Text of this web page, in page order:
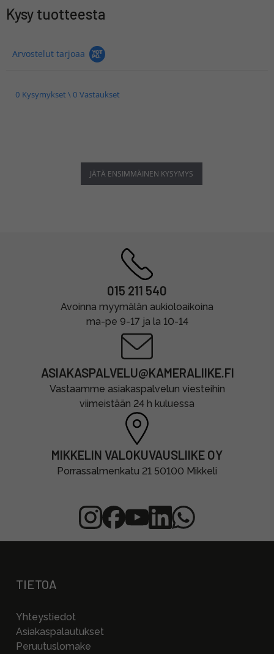
Kysy tuotteesta
Arvostelut tarjoaa
0 Kysymykset \ 0 Vastaukset
JÄTÄ ENSIMMÄINEN KYSYMYS
015 211 540
Avoinna myymälän aukioloaikoina
ma-pe 9-17 ja la 10-14
ASIAKASPALVELU@KAMERALIIKE.FI
Vastaamme asiakaspalvelun viesteihin
viimeistään 24 h kuluessa
MIKKELIN VALOKUVAUSLIIKE OY
Porrassalmenkatu 21 50100 Mikkeli
TIETOA
Yhteystiedot
Asiakaspalautukset
Peruutuslomake